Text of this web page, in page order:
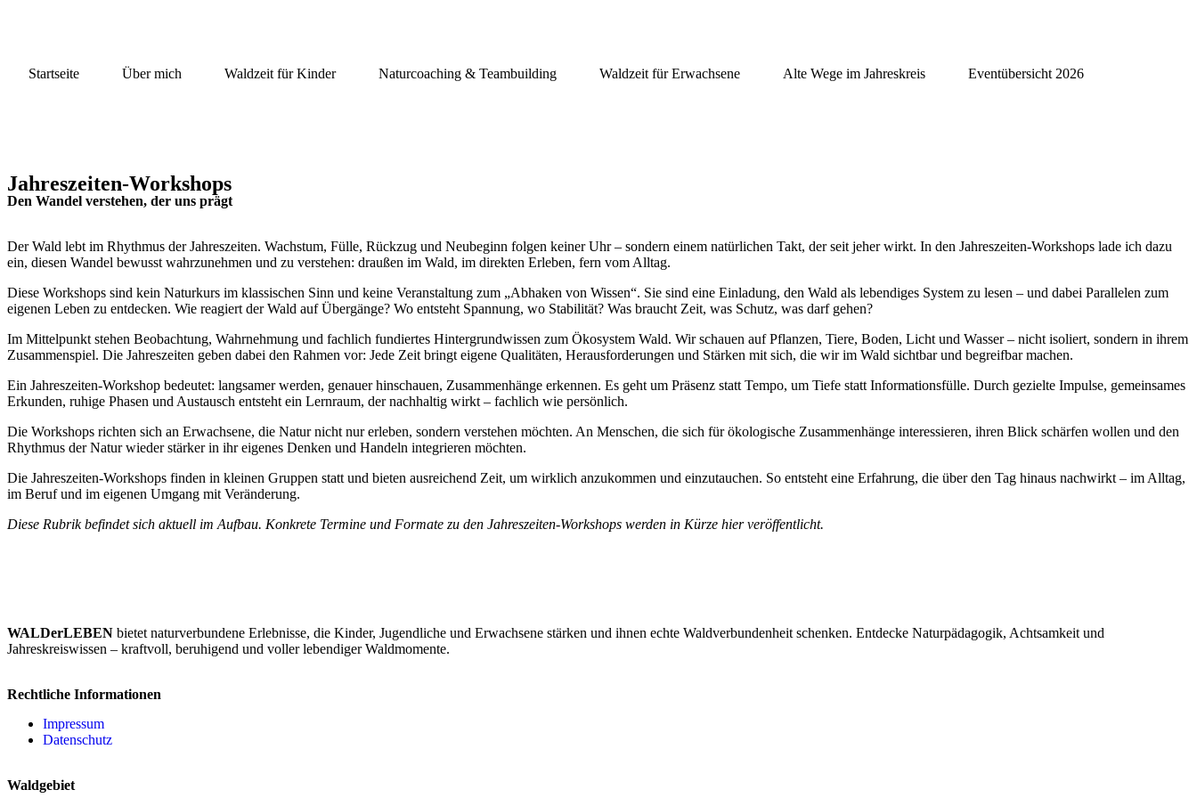
Startseite Über mich Waldzeit für Kinder Naturcoaching & Teambuilding Waldzeit für Erwachsene Alte Wege im Jahreskreis Eventübersicht 2026
Jahreszeiten-Workshops
Den Wandel verstehen, der uns prägt
Der Wald lebt im Rhythmus der Jahreszeiten. Wachstum, Fülle, Rückzug und Neubeginn folgen keiner Uhr – sondern einem natürlichen Takt, der seit jeher wirkt. In den Jahreszeiten-Workshops lade ich dazu
ein, diesen Wandel bewusst wahrzunehmen und zu verstehen: draußen im Wald, im direkten Erleben, fern vom Alltag.
Diese Workshops sind kein Naturkurs im klassischen Sinn und keine Veranstaltung zum „Abhaken von Wissen“. Sie sind eine Einladung, den Wald als lebendiges System zu lesen – und dabei Parallelen zum
eigenen Leben zu entdecken. Wie reagiert der Wald auf Übergänge? Wo entsteht Spannung, wo Stabilität? Was braucht Zeit, was Schutz, was darf gehen?
Im Mittelpunkt stehen Beobachtung, Wahrnehmung und fachlich fundiertes Hintergrundwissen zum Ökosystem Wald. Wir schauen auf Pflanzen, Tiere, Boden, Licht und Wasser – nicht isoliert, sondern in ihrem
Zusammenspiel. Die Jahreszeiten geben dabei den Rahmen vor: Jede Zeit bringt eigene Qualitäten, Herausforderungen und Stärken mit sich, die wir im Wald sichtbar und begreifbar machen.
Ein Jahreszeiten-Workshop bedeutet: langsamer werden, genauer hinschauen, Zusammenhänge erkennen. Es geht um Präsenz statt Tempo, um Tiefe statt Informationsfülle. Durch gezielte Impulse, gemeinsames
Erkunden, ruhige Phasen und Austausch entsteht ein Lernraum, der nachhaltig wirkt – fachlich wie persönlich.
Die Workshops richten sich an Erwachsene, die Natur nicht nur erleben, sondern verstehen möchten. An Menschen, die sich für ökologische Zusammenhänge interessieren, ihren Blick schärfen wollen und den
Rhythmus der Natur wieder stärker in ihr eigenes Denken und Handeln integrieren möchten.
Die Jahreszeiten-Workshops finden in kleinen Gruppen statt und bieten ausreichend Zeit, um wirklich anzukommen und einzutauchen. So entsteht eine Erfahrung, die über den Tag hinaus nachwirkt – im Alltag,
im Beruf und im eigenen Umgang mit Veränderung.
Diese Rubrik befindet sich aktuell im Aufbau. Konkrete Termine und Formate zu den Jahreszeiten-Workshops werden in Kürze hier veröffentlicht.
WALDerLEBEN bietet naturverbundene Erlebnisse, die Kinder, Jugendliche und Erwachsene stärken und ihnen echte Waldverbundenheit schenken. Entdecke Naturpädagogik, Achtsamkeit und
Jahreskreiswissen – kraftvoll, beruhigend und voller lebendiger Waldmomente.
Rechtliche Informationen
Impressum
Datenschutz
Waldgebiet